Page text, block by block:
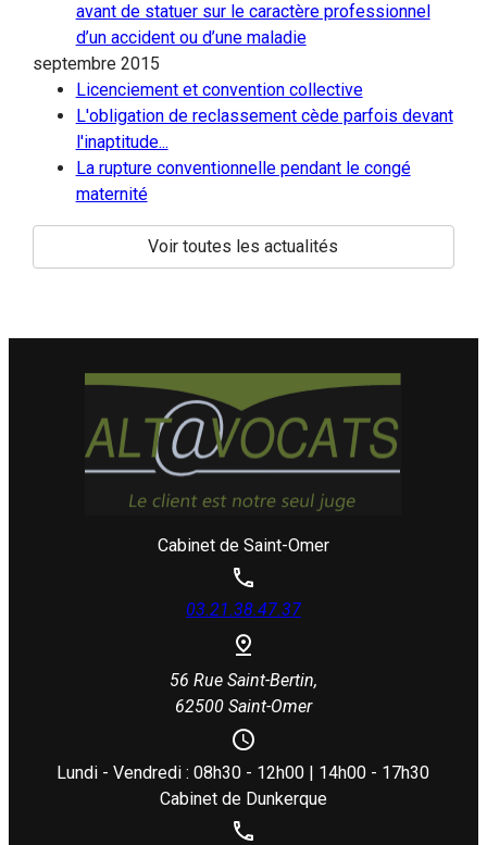
avant de statuer sur le caractère professionnel
d’un accident ou d’une maladie
septembre 2015
Licenciement et convention collective
L'obligation de reclassement cède parfois devant
l'inaptitude...
La rupture conventionnelle pendant le congé
maternité
Voir toutes les actualités
Cabinet de Saint-Omer
03.21.38.47.37
56 Rue Saint-Bertin,
62500 Saint-Omer
Lundi - Vendredi : 08h30 - 12h00 | 14h00 - 17h30
Cabinet de Dunkerque